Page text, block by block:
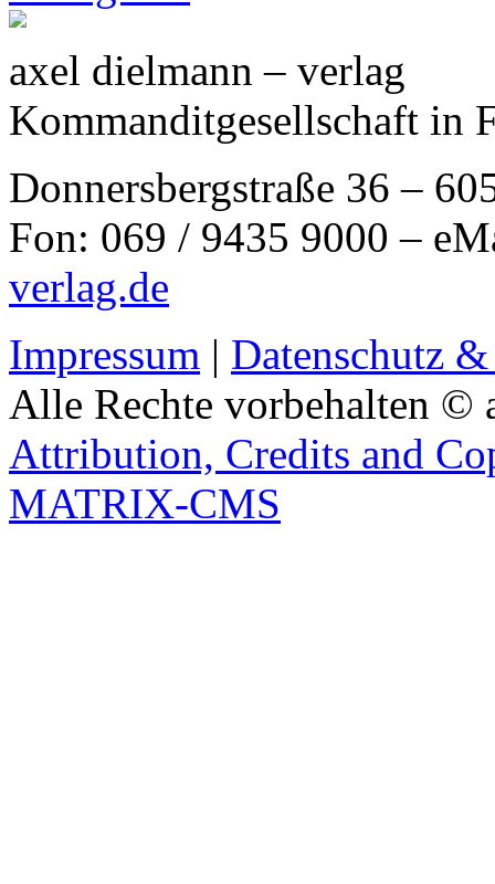
axel dielmann – verlag
Kommanditgesellschaft in
Donnersbergstraße 36 –
Fon: 069 / 9435 9000 –
verlag.de
Impressum | Datenschutz
Alle Rechte vorbehalten ©
Attribution, Credits and
MATRIX-CMS